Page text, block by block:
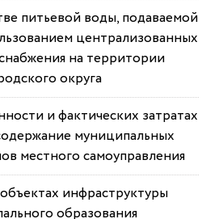
питьевой воды, подаваемой
централизованных
на территории
округа
и фактических затратах
муниципальных
местного самоуправления
инфраструктуры
образования